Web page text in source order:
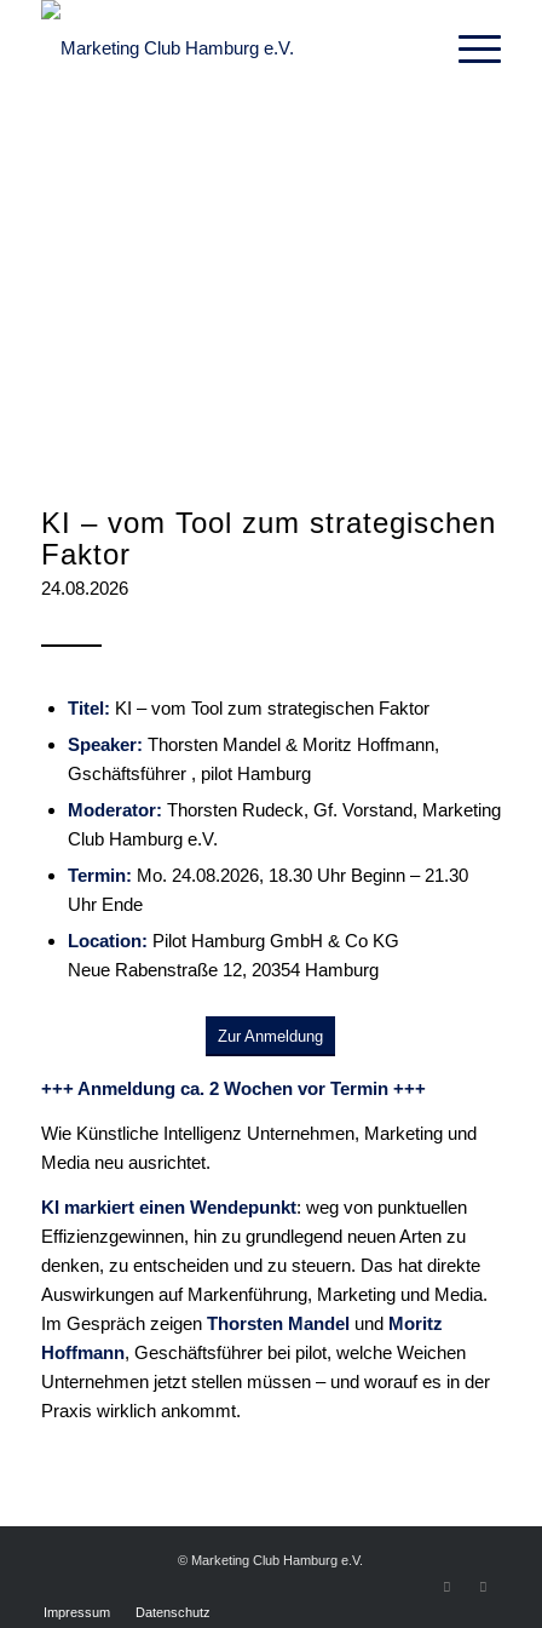
KI – vom Tool zum strategischen
Faktor
24.08.2026
Titel: KI – vom Tool zum strategischen Faktor
Speaker: Thorsten Mandel & Moritz Hoffmann,
Gschäftsführer , pilot Hamburg
Moderator: Thorsten Rudeck, Gf. Vorstand, Marketing
Club Hamburg e.V.
Termin: Mo. 24.08.2026, 18.30 Uhr Beginn – 21.30
Uhr Ende
Location: Pilot Hamburg GmbH & Co KG
Neue Rabenstraße 12, 20354 Hamburg
Zur Anmeldung
+++ Anmeldung ca. 2 Wochen vor Termin +++
Wie Künstliche Intelligenz Unternehmen, Marketing und
Media neu ausrichtet.
KI markiert einen Wendepunkt: weg von punktuellen
Effizienzgewinnen, hin zu grundlegend neuen Arten zu
denken, zu entscheiden und zu steuern. Das hat direkte
Auswirkungen auf Markenführung, Marketing und Media.
Im Gespräch zeigen Thorsten Mandelund Moritz
Hoffmann, Geschäftsführer bei pilot, welche Weichen
Unternehmen jetzt stellen müssen – und worauf es in der
Praxis wirklich ankommt.
© Marketing Club Hamburg e.V.
Impressum Datenschutz